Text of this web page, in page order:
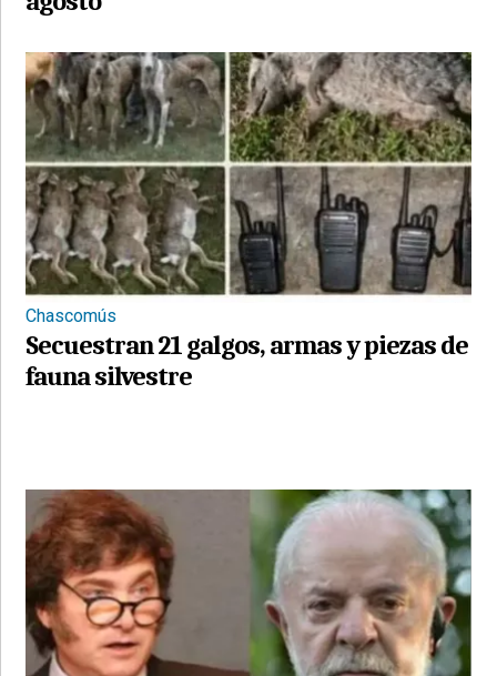
Chascomús
Secuestran 21 galgos, armas y piezas de
fauna silvestre